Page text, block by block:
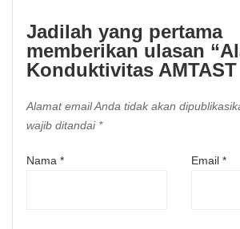
Jadilah yang pertama
memberikan ulasan
Konduktivitas AMTAST
Alamat email Anda tidak akan
wajib ditandai *
Nama * Email *